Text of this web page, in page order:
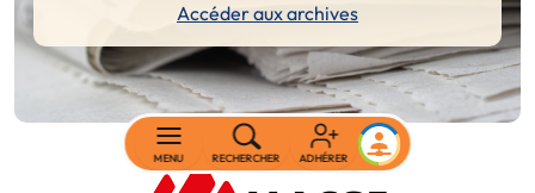
Accéder aux archives
MENU RECHERCHER ADHÉRER